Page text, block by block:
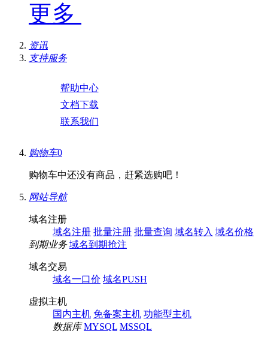
更多
资讯
支持服务
帮助中心
文档下载
联系我们
购物车0
购物车中还没有商品，赶紧选购吧！
网站导航
域名注册
域名注册 批量注册 批量查询 域名转入 域名价格
到期业务 域名到期抢注
域名交易
域名一口价 域名PUSH
虚拟主机
国内主机 免备案主机 功能型主机
数据库 MYSQL MSSQL